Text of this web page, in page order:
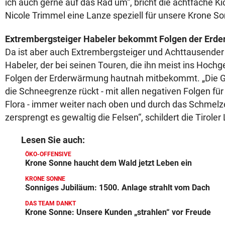
ich auch gerne auf das Rad um“, bricht die achtfache
Nicole Trimmel eine Lanze speziell für unsere Krone
Extrembergsteiger Habeler bekommt Folgen der
Da ist aber auch Extrembergsteiger und
Habeler, der bei seinen Touren, die ihn meist ins
Folgen der Erderwärmung hautnah mitbekommt. „Die
die Schneegrenze rückt - mit allen negativen Folgen
Flora - immer weiter nach oben und durch das
zersprengt es gewaltig die Felsen“, schildert die Tiroler
Lesen Sie auch:
ÖKO-OFFENSIVE
Krone Sonne haucht dem Wald jetzt Leben ein
KRONE SONNE
Sonniges Jubiläum: 1500. Anlage strahlt vom Dach
DAS TEAM DANKT
Krone Sonne: Unsere Kunden „strahlen“ vor Freude